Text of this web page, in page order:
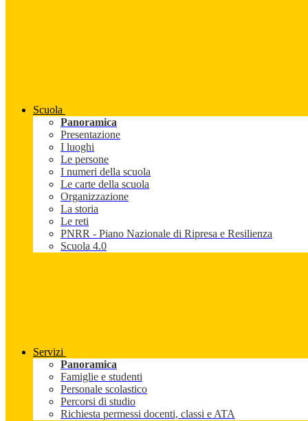
Scuola
Panoramica
Presentazione
I luoghi
Le persone
I numeri della scuola
Le carte della scuola
Organizzazione
La storia
Le reti
PNRR - Piano Nazionale di Ripresa e Resilienza
Scuola 4.0
Servizi
Panoramica
Famiglie e studenti
Personale scolastico
Percorsi di studio
Richiesta permessi docenti, classi e ATA